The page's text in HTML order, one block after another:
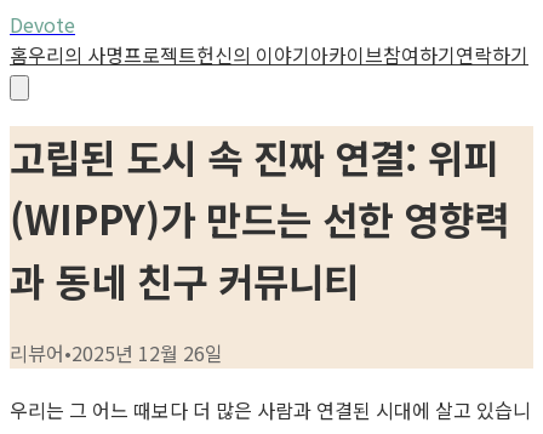
Devote
홈우리의 사명프로젝트헌신의 이야기아카이브참여하기연락하기
고립된 도시 속 진짜 연결: 위피
(WIPPY)가 만드는 선한 영향력
과 동네 친구 커뮤니티
리뷰어•2025년 12월 26일
우리는 그 어느 때보다 더 많은 사람과 연결된 시대에 살고 있습니